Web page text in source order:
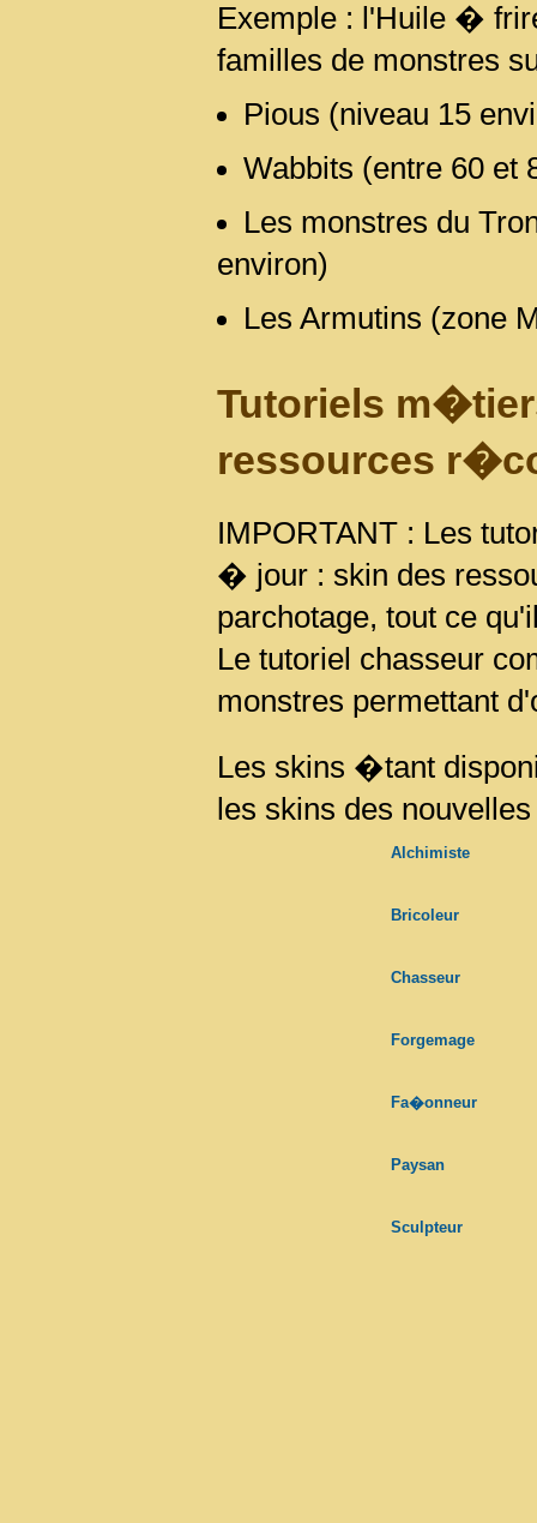
Exemple : l'Huile �
familles de monstres
Pious (niveau 15
Wabbits (entre 60 et
Les monstres du
environ)
Les Armutins (zone
Tutoriels
ressources
IMPORTANT : Les
� jour : skin des
parchotage, tout ce
Le tutoriel chasseur
monstres permettant
Les skins �tant
les skins des
Alchimiste
Bricoleur
Chasseur
Forgemage
Fa�onneur
Paysan
Sculpteur